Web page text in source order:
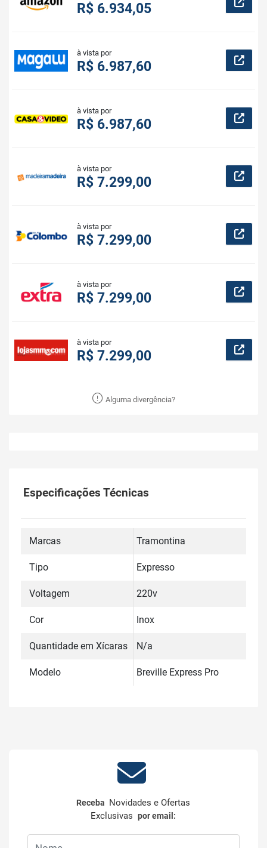
R$ 6.934,05
à vista por
R$ 6.987,60
à vista por
R$ 6.987,60
à vista por
R$ 7.299,00
à vista por
R$ 7.299,00
à vista por
R$ 7.299,00
à vista por
R$ 7.299,00
Alguma divergência?
Especificações Técnicas
Marcas Tramontina
Tipo Expresso
Voltagem 220v
Cor Inox
Quantidade em Xícaras N/a
Modelo Breville Express Pro
Receba Novidades e Ofertas
Exclusivaspor email: